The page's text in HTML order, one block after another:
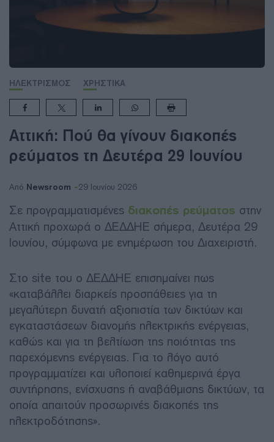
ΗΛΕΚΤΡΙΣΜΟΣ ΧΡΗΣΤΙΚΑ
Αττική: Πού θα γίνουν διακοπές
ρεύματος τη Δευτέρα 29 Ιουνίου
Από Newsroom 29 Ιουνίου 2026
Σε προγραμματισμένες διακοπές ρεύματος στην
Αττική προχωρά ο ΔΕΔΔΗΕ σήμερα, Δευτέρα 29
Ιουνίου, σύμφωνα με ενημέρωση του Διαχειριστή.
Στο site του ο ΔΕΔΔΗΕ επισημαίνει πως
«καταβάλλει διαρκείς προσπάθειες για τη
μεγαλύτερη δυνατή αξιοπιστία των δικτύων και
εγκαταστάσεων διανομής ηλεκτρικής ενέργειας,
καθώς και για τη βελτίωση της ποιότητας της
παρεχόμενης ενέργειας. Για το λόγο αυτό
προγραμματίζει και υλοποιεί καθημερινά έργα
συντήρησης, ενίσχυσης ή αναβάθμισης δικτύων, τα
οποία απαιτούν προσωρινές διακοπές της
ηλεκτροδότησης».